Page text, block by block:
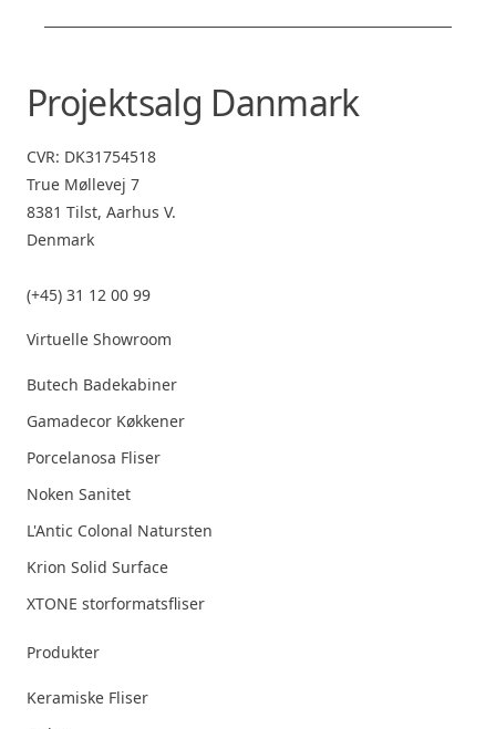
Projektsalg Danmark
CVR: DK31754518
True Møllevej 7
8381 Tilst, Aarhus V.
Denmark
(+45) 31 12 00 99
Virtuelle Showroom
Butech Badekabiner
Gamadecor Køkkener
Porcelanosa Fliser
Noken Sanitet
L'Antic Colonal Natursten
Krion Solid Surface
XTONE storformatsfliser
Produkter
Keramiske Fliser